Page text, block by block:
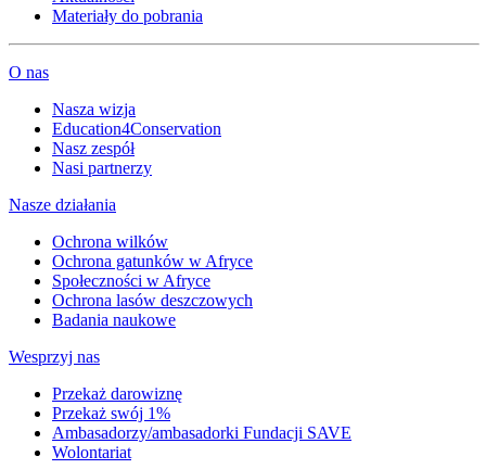
Materiały do pobrania
O nas
Nasza wizja
Education4Conservation
Nasz zespół
Nasi partnerzy
Nasze działania
Ochrona wilków
Ochrona gatunków w Afryce
Społeczności w Afryce
Ochrona lasów deszczowych
Badania naukowe
Wesprzyj nas
Przekaż darowiznę
Przekaż swój 1%
Ambasadorzy/ambasadorki Fundacji SAVE
Wolontariat